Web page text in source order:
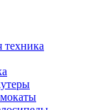
техника